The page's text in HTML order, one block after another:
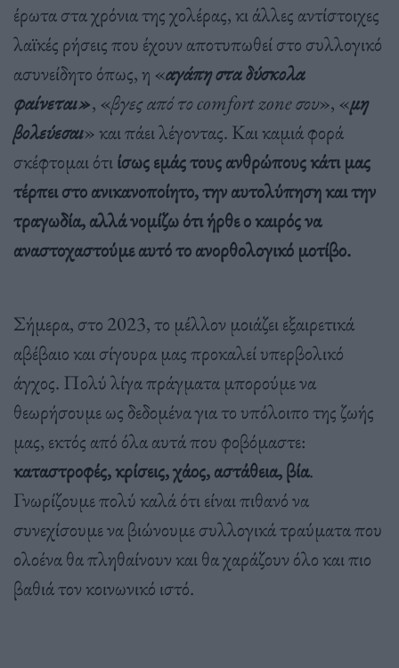
έρωτα στα χρόνια της χολέρας, κι άλλες αντίστοιχες
λαϊκές ρήσεις που έχουν αποτυπωθεί στο συλλογικό
ασυνείδητο όπως, η «αγάπη στα δύσκολα
φαίνεται», «βγες από τοcomfortzoneσου», «μη
βολεύεσαι» και πάει λέγοντας. Και καμιά φορά
σκέφτομαι ότιίσως εμάς τους ανθρώπους κάτι μας
τέρπει στο ανικανοποίητο, την αυτολύπηση και την
τραγωδία, αλλά νομίζω ότι ήρθε ο καιρός να
αναστοχαστούμε αυτό το ανορθολογικό μοτίβο.
Σήμερα, στο 2023, το μέλλον μοιάζει εξαιρετικά
αβέβαιο και σίγουρα μας προκαλεί υπερβολικό
άγχος. Πολύ λίγα πράγματα μπορούμε να
θεωρήσουμε ως δεδομένα για το υπόλοιπο της ζωής
μας, εκτός από όλα αυτά που φοβόμαστε:
καταστροφές, κρίσεις, χάος, αστάθεια, βία.
Γνωρίζουμε πολύ καλά ότι είναι πιθανό να
συνεχίσουμε να βιώνουμε συλλογικά τραύματα που
ολοένα θα πληθαίνουν και θα χαράζουν όλο και πιο
βαθιά τον κοινωνικό ιστό.